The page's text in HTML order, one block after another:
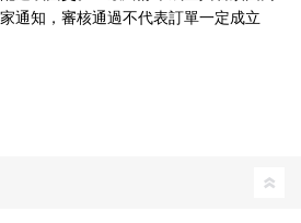
家通知，審核通過不代表訂單一定成立